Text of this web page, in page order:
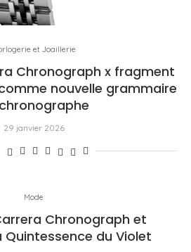
et Joaillerie
Chronograph x fragment
nouvelle grammaire
29 janvier 2026
Mode
Chronograph et
Quintessence du Violet